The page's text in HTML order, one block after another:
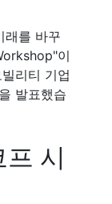
를 바꾸
이
리티 기업
발표했습
시